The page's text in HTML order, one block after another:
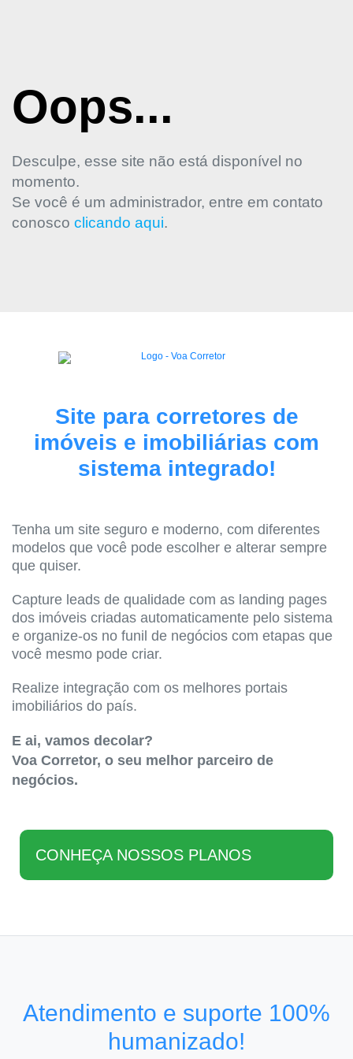
Oops...
Desculpe, esse site não está disponível no
momento.
Se você é um administrador, entre em contato
conosco clicando aqui.
Site para corretores de
imóveis e imobiliárias com
sistema integrado!
Tenha um site seguro e moderno, com diferentes
modelos que você pode escolher e alterar sempre
que quiser.
Capture leads de qualidade com as landing pages
dos imóveis criadas automaticamente pelo sistema
e organize-os no funil de negócios com etapas que
você mesmo pode criar.
Realize integração com os melhores portais
imobiliários do país.
E ai, vamos decolar?
Voa Corretor, o seu melhor parceiro de
negócios.
CONHEÇA NOSSOS PLANOS
Atendimento e suporte 100%
humanizado!